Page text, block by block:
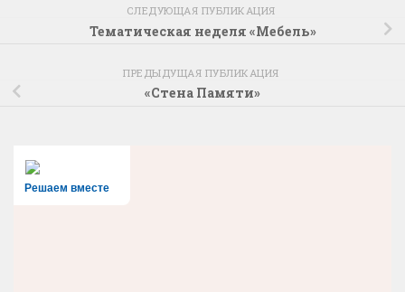
СЛЕДУЮЩАЯ ПУБЛИКАЦИЯ
Тематическая неделя «Мебель»
ПРЕДЫДУЩАЯ ПУБЛИКАЦИЯ
«Стена Памяти»
Решаем вместе